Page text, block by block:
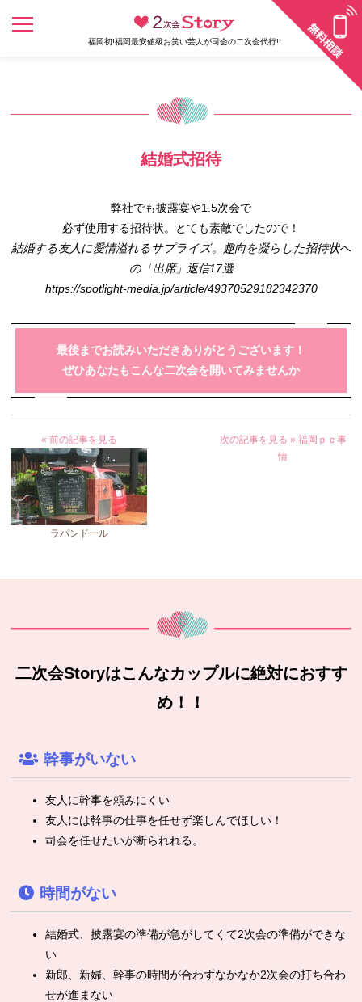
福岡初!福岡最安値級お笑い芸人が司会の二次会代行!!
結婚式招待
弊社でも披露宴や1.5次会で
必ず使用する招待状。とても素敵でしたので！
結婚する友人に愛情溢れるサプライズ。趣向を凝らした招待状へ
の「出席」返信17選
https://spotlight-media.jp/article/49370529182342370
最後までお読みいただきありがとうございます！
ぜひあなたもこんな二次会を開いてみませんか
« 前の記事を見る
ラパンドール
次の記事を見る » 福岡ｐｃ事
情
二次会Storyはこんなカップルに絶対におすす
め！！
幹事がいない
友人に幹事を頼みにくい
友人には幹事の仕事を任せず楽しんでほしい！
司会を任せたいが断られれる。
時間がない
結婚式、披露宴の準備が急がしてくて2次会の準備ができな
い
新郎、新婦、幹事の時間が合わずなかなか2次会の打ち合わ
せが進まない